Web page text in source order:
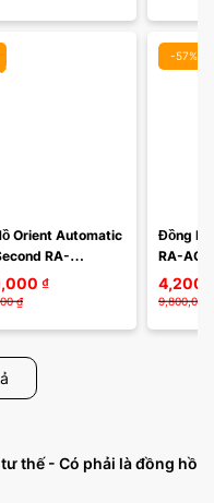
Orient Automatic
RA-
/ RA-
₫
₫
-57%
Đồng
RA-
9,800,000
thế - Có phải là đồng hồ